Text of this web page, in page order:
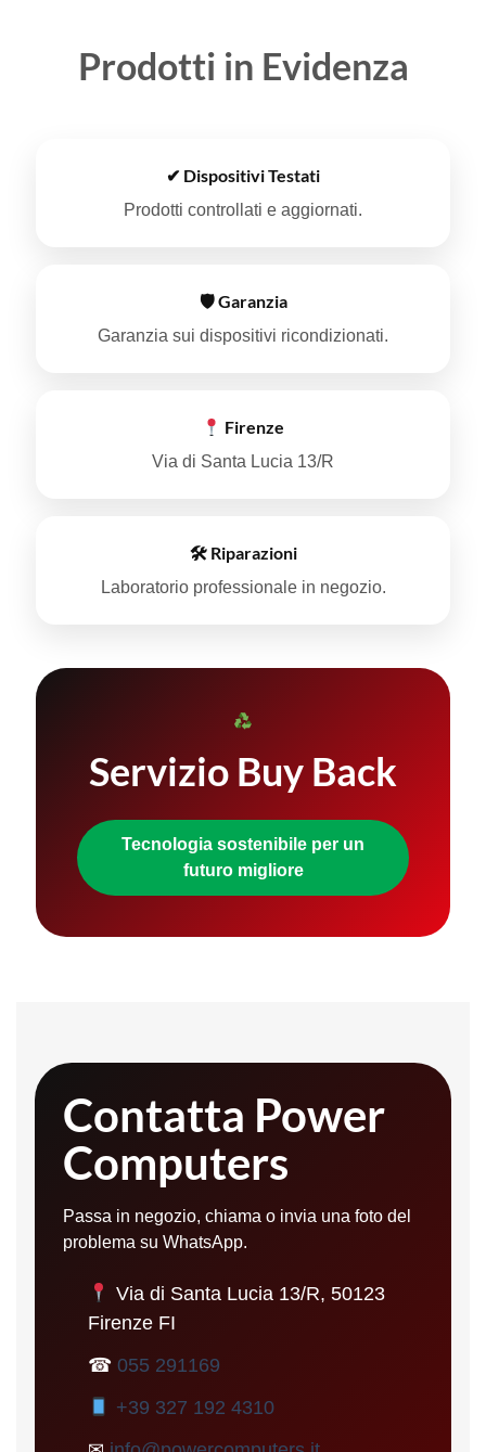
Prodotti in Evidenza
✔ Dispositivi Testati
Prodotti controllati e aggiornati.
🛡 Garanzia
Garanzia sui dispositivi ricondizionati.
Firenze
Via di Santa Lucia 13/R
🛠 Riparazioni
Laboratorio professionale in negozio.
Servizio Buy Back
Tecnologia sostenibile per un
futuro migliore
Contatta Power
Computers
Passa in negozio, chiama o invia una foto del
problema su WhatsApp.
Via di Santa Lucia 13/R, 50123
Firenze FI
☎ 055 291169
+39 327 192 4310